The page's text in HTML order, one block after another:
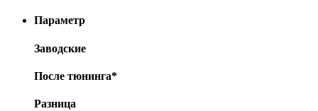
Параметр
Заводские
После тюнинга*
Разница